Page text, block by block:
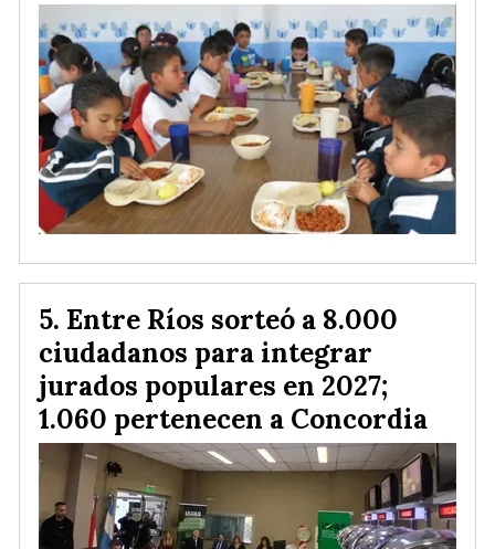
Entre Ríos sorteó a 8.000
ciudadanos para integrar
jurados populares en 2027;
1.060 pertenecen a Concordia